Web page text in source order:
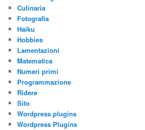
Culinaria
Fotografia
Haiku
Hobbies
Lamentazioni
Matematica
Numeri primi
Programmazione
Ridere
Sito
Wordpress plugins
Wordpress Plugins